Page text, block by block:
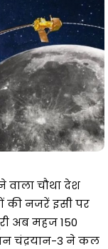
वाला चौथा देश
की नजरें इसी पर
अब महज 150
चंद्रयान-3 ने कल